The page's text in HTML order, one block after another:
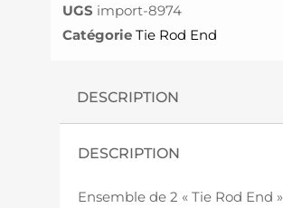
UGS import-8974
Catégorie Tie Rod End
DESCRIPTION
DESCRIPTION
Ensemble de 2 « Tie Rod End »